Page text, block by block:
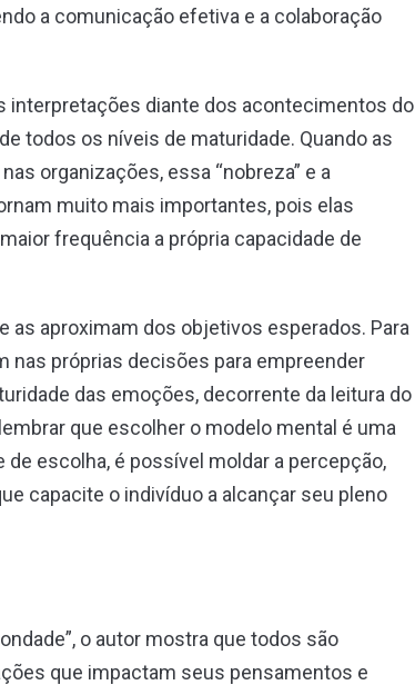
a comunicação efetiva e a colaboração
interpretações diante dos acontecimentos do
todos os níveis de maturidade. Quando as
organizações, essa “nobreza” e a
muito mais importantes, pois elas
frequência a própria capacidade de
as aproximam dos objetivos esperados. Para
nas próprias decisões para empreender
das emoções, decorrente da leitura do
que escolher o modelo mental é uma
de escolha, é possível moldar a percepção,
capacite o indivíduo a alcançar seu pleno
o autor mostra que todos são
que impactam seus pensamentos e